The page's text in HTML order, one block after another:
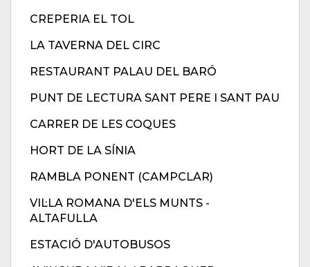
CREPERIA EL TOL
LA TAVERNA DEL CIRC
RESTAURANT PALAU DEL BARÓ
PUNT DE LECTURA SANT PERE I SANT PAU
CARRER DE LES COQUES
HORT DE LA SÍNIA
RAMBLA PONENT (CAMPCLAR)
VIL·LA ROMANA D'ELS MUNTS -
ALTAFULLA
ESTACIÓ D'AUTOBUSOS